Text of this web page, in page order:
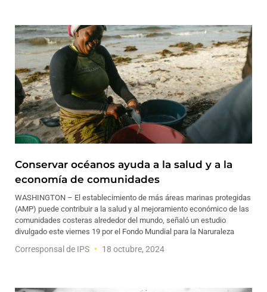
Conservar océanos ayuda a la salud y a la
economía de comunidades
WASHINGTON – El establecimiento de más áreas marinas protegidas
(AMP) puede contribuir a la salud y al mejoramiento económico de las
comunidades costeras alrededor del mundo, señaló un estudio
divulgado este viernes 19 por el Fondo Mundial para la Naruraleza
Corresponsal de IPS 18 octubre, 2024